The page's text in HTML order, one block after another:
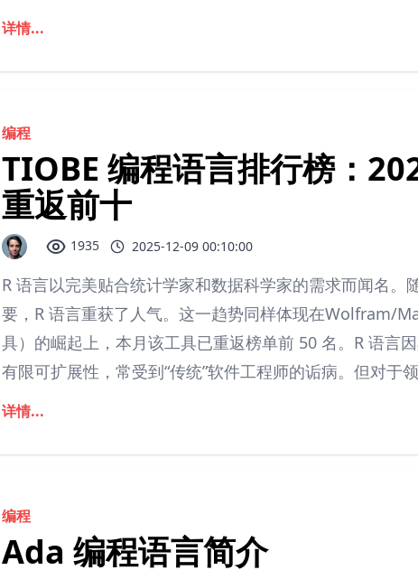
详情...
编程
TIOBE 编程语言排行榜：
重返前十
1935 2025-12-09 00:10:00
R 语言以完美贴合统计学家和数据科学家的需求而闻名。
要，R 语言重获了人气。这一趋势同样体现在Wolfram/
具）的崛起上，本月该工具已重返榜单前 50 名。R 语言
有限可扩展性，常受到“传统”软件工程师的诟病。但对于
详情...
编程
Ada 编程语言简介